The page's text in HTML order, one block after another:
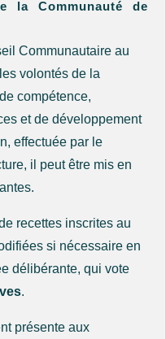
la Communauté de
Communautaire au
volontés de la
compétence,
et de développement
effectuée par le
il peut être mis en
recettes inscrites au
si nécessaire en
délibérante, qui vote
.
présente aux